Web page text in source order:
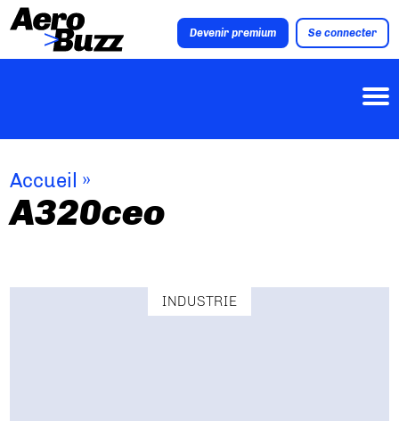
Devenir premium Se connecter
Accueil »
A320ceo
INDUSTRIE